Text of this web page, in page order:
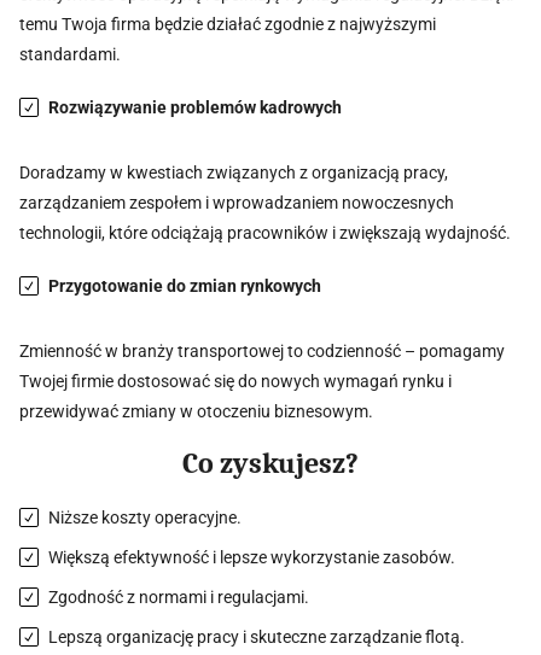
temu Twoja firma będzie działać zgodnie z najwyższymi
standardami.
Rozwiązywanie problemów kadrowych
Doradzamy w kwestiach związanych z organizacją pracy,
zarządzaniem zespołem i wprowadzaniem nowoczesnych
technologii, które odciążają pracowników i zwiększają wydajność.
Przygotowanie do zmian rynkowych
Zmienność w branży transportowej to codzienność – pomagamy
Twojej firmie dostosować się do nowych wymagań rynku i
przewidywać zmiany w otoczeniu biznesowym.
Co zyskujesz?
Niższe koszty operacyjne.
Większą efektywność i lepsze wykorzystanie zasobów.
Zgodność z normami i regulacjami.
Lepszą organizację pracy i skuteczne zarządzanie flotą.